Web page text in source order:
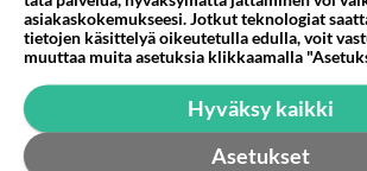
asiakaskokemukseesi. Jotkut teknologiat
tietojen käsittelyä oikeutetulla edulla, voit
muuttaa muita asetuksia klikkaamalla
Hyväksy kaikki
Asetukset